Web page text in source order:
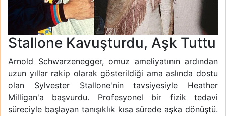
Stallone Kavuşturdu, Aşk Tuttu
Arnold Schwarzenegger, omuz ameliyatının ardından
uzun yıllar rakip olarak gösterildiği ama aslında dostu
olan Sylvester Stallone'nin tavsiyesiyle Heather
Milligan'a başvurdu. Profesyonel bir fizik tedavi
süreciyle başlayan tanışıklık kısa sürede aşka dönüştü.